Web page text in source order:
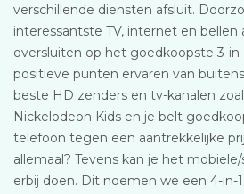
verschillende diensten afsluit.
interessantste TV, internet en bellen
oversluiten op het goedkoopste 3-
positieve punten ervaren van
beste HD zenders en tv-kanalen
Nickelodeon Kids en je belt
telefoon tegen een aantrekkelijke
allemaal? Tevens kan je het
erbij doen. Dit noemen we een 4-in-